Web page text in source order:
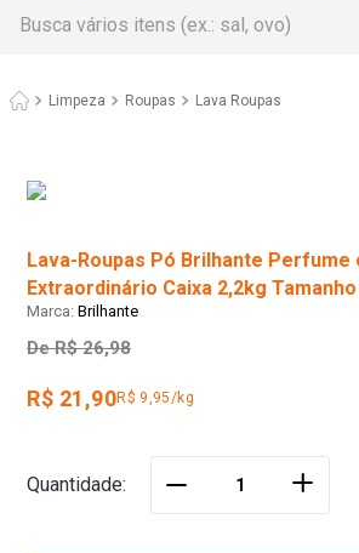
Limpeza Roupas Lava Roupas
Lava-Roupas Pó Brilhante Perfume
Extraordinário Caixa 2,2kg
Brilhante
De R$ 26,98
R$ 21,90R$ 9,95/kg
Quantidade ＋